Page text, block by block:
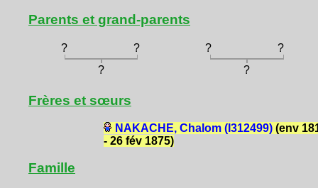
Parents et grand-parents
? ? ?
?
?
?
Frères et sœurs
NAKACHE, Chalom (I312499)(env
- 26 fév 1875)
Famille